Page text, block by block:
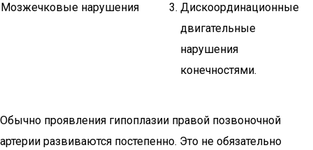
Мозжечковые нарушения
Дискоординационные
двигательные
нарушения
конечностями.
Обычно проявления гипоплазии правой позвоночной
артерии развиваются постепенно. Это не обязательно